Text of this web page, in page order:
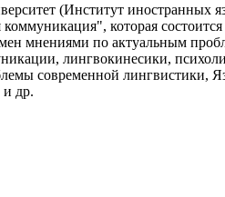
(Институт иностранных
которая
мнениями по актуальным
лингвокинесики,
современной лингвистики,
и др.